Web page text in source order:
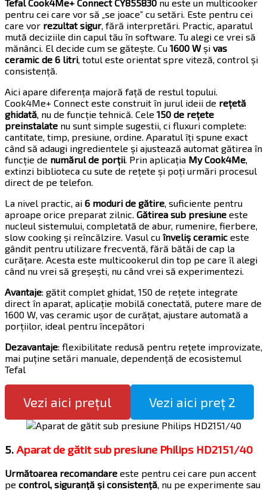
Tefal Cook4Me+ Connect CY855830 nu este un multicooker
pentru cei care vor să „se joace” cu setări. Este pentru cei
care vor rezultat sigur, fără interpretări. Practic, aparatul
mută deciziile din capul tău în software. Tu alegi ce vrei să
mănânci. El decide cum se gătește. Cu 1600 Wși vas
ceramic de 6 litri , totul este orientat spre viteză, control și
consistență.
Aici apare diferența majoră față de restul topului.
Cook4Me+ Connect este construit în jurul ideii de rețetă
ghidată , nu de funcție tehnică. Cele 150 de rețete
preinstalate nu sunt simple sugestii, ci fluxuri complete:
cantitate, timp, presiune, ordine. Aparatul îți spune exact
când să adaugi ingredientele și ajustează automat gătirea în
funcție de numărul de porții . Prin aplicația My Cook4Me
extinzi biblioteca cu sute de rețete și poți urmări procesul
direct de pe telefon.
La nivel practic, ai 6 moduri de gătire , suficiente pentru
aproape orice preparat zilnic. Gătirea sub presiune este
nucleul sistemului, completată de abur, rumenire, fierbere,
slow cooking și reîncălzire. Vasul cuînveliș ceramic este
gândit pentru utilizare frecventă, fără bătăi de cap la
curățare. Acesta este multicookerul din top pe care îl alegi
când nu vrei să greșești, nu când vrei să experimentezi.
Avantaje: gătit complet ghidat, 150 de rețete integrate
direct în aparat, aplicație mobilă conectată, putere mare de
1600 W, vas ceramic ușor de curățat, ajustare automată a
porțiilor, ideal pentru începători
Dezavantaje: flexibilitate redusă pentru rețete improvizate,
mai puține setări manuale, dependență de ecosistemul
Tefal
Vezi aici prețul Vezi aici preț 2
5. Aparat de gătit sub presiune Philips HD2151/40
Următoarea recomandare este pentru cei care pun accent
pe control, siguranță și consistență , nu pe experimente sau